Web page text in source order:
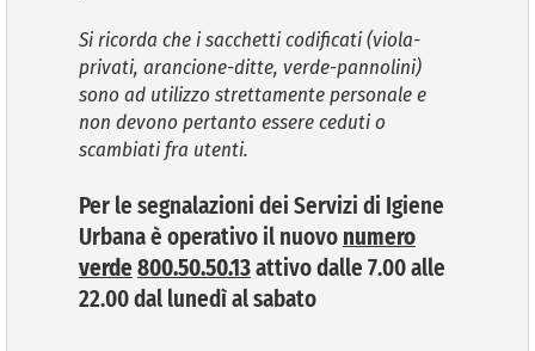
Si ricorda che i sacchetti codificati (viola-
privati, arancione-ditte, verde-pannolini)
sono ad utilizzo strettamente personale e
non devono pertanto essere ceduti o
scambiati fra utenti.
Per le segnalazioni dei Servizi di Igiene
Urbana è operativo il nuovo numero
verde800.50.50.13attivo dalle 7.00 alle
22.00 dal lunedì al sabato